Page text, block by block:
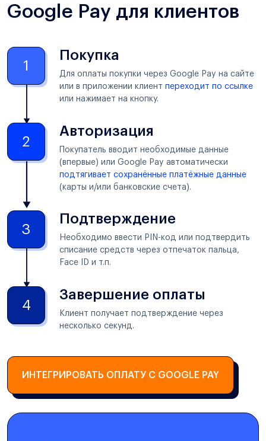
Google Pay для клиентов
Покупка
Для оплаты покупки через Google Pay на сайте
или в приложении клиент переходит по ссылке
или нажимает на кнопку.
Авторизация
Покупатель вводит необходимые данные
(впервые) или Google Pay автоматически
подтягивает сохранённые платёжные данные
(карты и/или банковские счета).
Подтверждение
Необходимо ввести PIN-код или подтвердить
списание средств через отпечаток пальца,
Face ID и т.п.
Завершение оплаты
Клиент получает подтверждение через
несколько секунд.
ИНТЕГРИРОВАТЬ ОПЛАТУ С GOOGLE PAY